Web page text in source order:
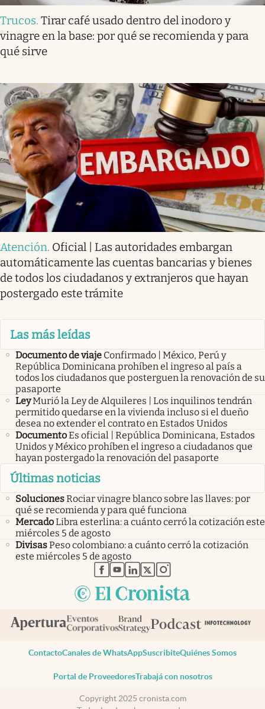
Trucos. Tirar café usado dentro del inodoro y
vinagre en la base: por qué se recomienda y para
qué sirve
Atención. Oficial | Las autoridades embargan
automáticamente las cuentas bancarias y bienes
de todos los ciudadanos y extranjeros que hayan
postergado este trámite
Las más leídas
Documento de viaje Confirmado | México, Perú y
República Dominicana prohíben el ingreso al país a
todos los ciudadanos que posterguen la renovación de su
pasaporte
LeyMurió la Ley de Alquileres | Los inquilinos tendrán
permitido quedarse en la vivienda incluso si el dueño
desea no extender el contrato en Estados Unidos
DocumentoEs oficial | República Dominicana, Estados
Unidos y México prohíben el ingreso a ciudadanos que
hayan postergado la renovación del pasaporte
Últimas noticias
SolucionesRociar vinagre blanco sobre las llaves: por
qué se recomienda y para qué funciona
MercadoLibra esterlina: a cuánto cerró la cotización este
miércoles 5 de agosto
DivisasPeso colombiano: a cuánto cerró la cotización
este miércoles 5 de agosto
abre en nueva pestaña
abre en nueva pestaña
abre en nueva pestaña
abre en nueva pestaña
abre en nueva pestaña
ContactoCanales de WhatsAppSuscribiteQuiénes Somos
Portal de ProveedoresTrabajá con nosotros
Copyright 2025 cronista.com